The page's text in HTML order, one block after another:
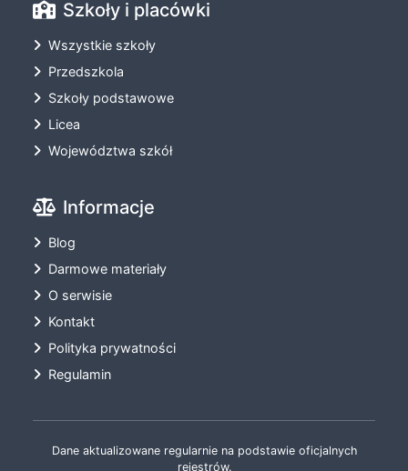
Szkoły i placówki
Wszystkie szkoły
Przedszkola
Szkoły podstawowe
Licea
Województwa szkół
Informacje
Blog
Darmowe materiały
O serwisie
Kontakt
Polityka prywatności
Regulamin
Dane aktualizowane regularnie na podstawie oficjalnych
rejestrów.